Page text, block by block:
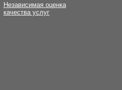
Независимая оценка
качества услуг